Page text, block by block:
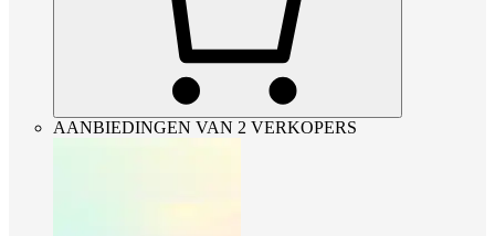
AANBIEDINGEN VAN 2 VERKOPERS